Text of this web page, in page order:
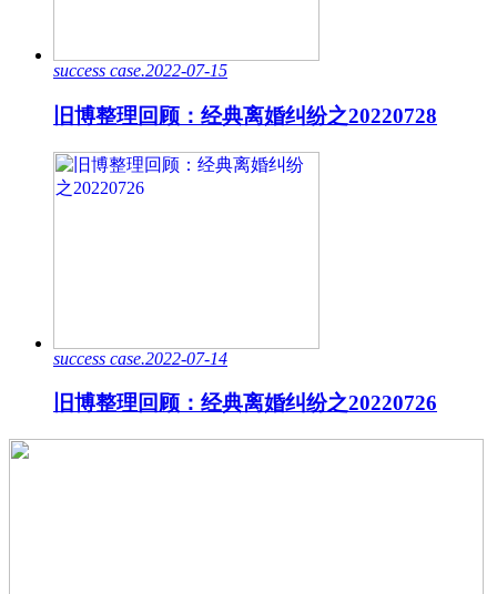
success case.2022-07-15
旧博整理回顾：经典离婚纠纷之20220728
success case.2022-07-14
旧博整理回顾：经典离婚纠纷之20220726